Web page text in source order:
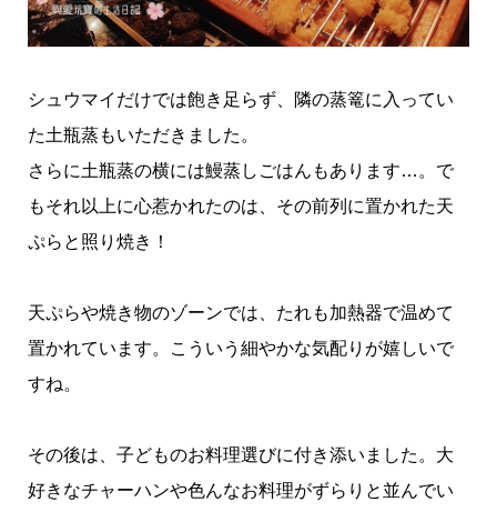
シュウマイだけでは飽き足らず、隣の蒸篭に入ってい
た土瓶蒸もいただきました。
さらに土瓶蒸の横には鰻蒸しごはんもあります…。で
もそれ以上に心惹かれたのは、その前列に置かれた天
ぷらと照り焼き！
天ぷらや焼き物のゾーンでは、たれも加熱器で温めて
置かれています。こういう細やかな気配りが嬉しいで
すね。
その後は、子どものお料理選びに付き添いました。大
好きなチャーハンや色んなお料理がずらりと並んでい